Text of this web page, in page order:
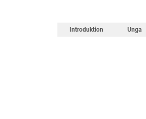
Introduktion Unga